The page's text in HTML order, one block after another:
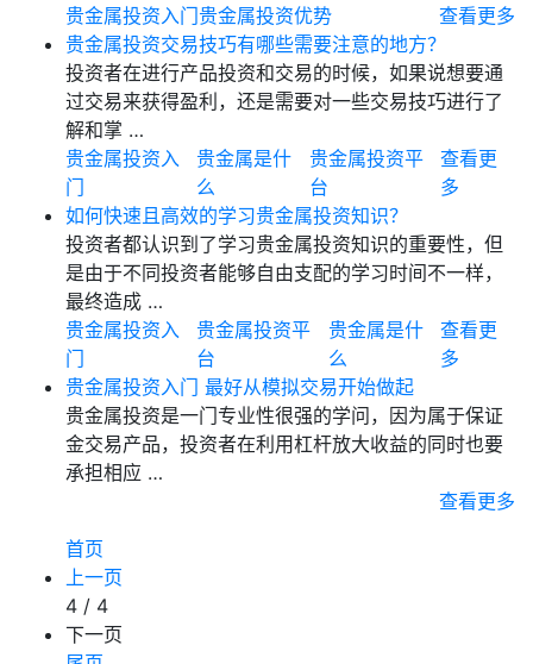
贵金属投资入门贵金属投资优势
查看更多
贵金属投资交易技巧有哪些需要注意的地方？
投资者在进行产品投资和交易的时候，如果说想要通
过交易来获得盈利，还是需要对一些交易技巧进行了
解和掌 …
贵金属投资入
门
贵金属是什
么
贵金属投资平
台
查看更
多
如何快速且高效的学习贵金属投资知识？
投资者都认识到了学习贵金属投资知识的重要性，但
是由于不同投资者能够自由支配的学习时间不一样，
最终造成 …
贵金属投资入
门
贵金属投资平
台
贵金属是什
么
查看更
多
贵金属投资入门 最好从模拟交易开始做起
贵金属投资是一门专业性很强的学问，因为属于保证
金交易产品，投资者在利用杠杆放大收益的同时也要
承担相应 …
查看更多
首页
上一页
4 / 4
下一页